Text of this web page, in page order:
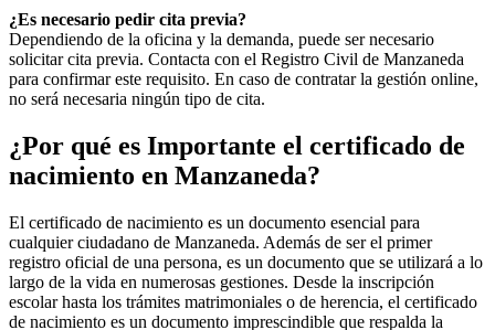
¿Es necesario pedir cita previa?
Dependiendo de la oficina y la demanda, puede ser necesario
solicitar cita previa. Contacta con el Registro Civil de Manzaneda
para confirmar este requisito. En caso de contratar la gestión online,
no será necesaria ningún tipo de cita.
¿Por qué es Importante el certificado de
nacimiento en Manzaneda?
El certificado de nacimiento es un documento esencial para
cualquier ciudadano de Manzaneda. Además de ser el primer
registro oficial de una persona, es un documento que se utilizará a lo
largo de la vida en numerosas gestiones. Desde la inscripción
escolar hasta los trámites matrimoniales o de herencia, el certificado
de nacimiento es un documento imprescindible que respalda la